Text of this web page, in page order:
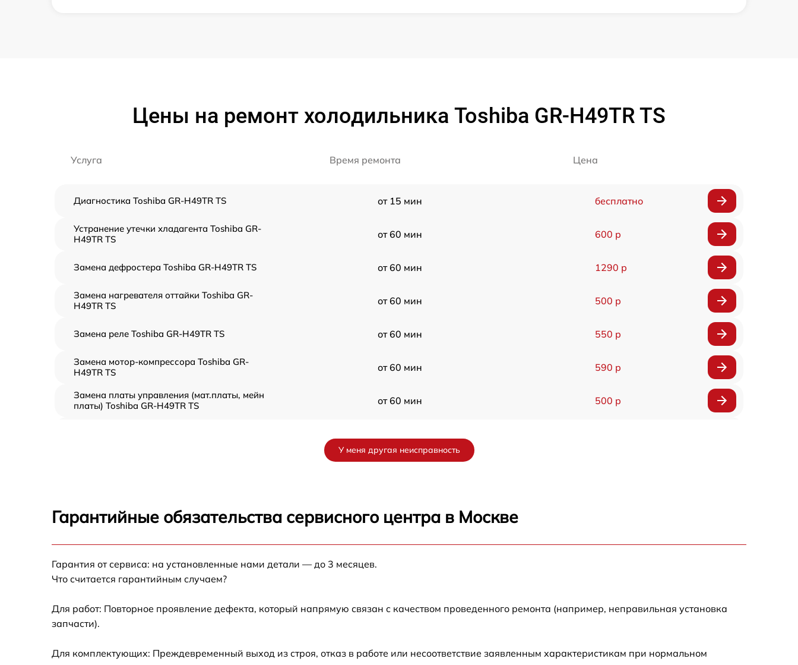
Цены на ремонт холодильника Toshiba GR-H49TR TS
Услуга Время ремонта Цена
Диагностика Toshiba GR-H49TR TS от 15 мин бесплатно
Устранение утечки хладагента Toshiba GR-
H49TR TS
от 60 мин 600 р
Замена дефростера Toshiba GR-H49TR TS от 60 мин 1290 р
Замена нагревателя оттайки Toshiba GR-
H49TR TS
от 60 мин 500 р
Замена реле Toshiba GR-H49TR TS от 60 мин 550 р
Замена мотор-компрессора Toshiba GR-
H49TR TS
от 60 мин 590 р
Замена платы управления (мат.платы, мейн
платы) Toshiba GR-H49TR TS
от 60 мин 500 р
Замена электросхемы Toshiba GR-H49TR TS
Устранение засора трубопровода Toshiba
Ремонт датчика морозильного отделения
У меня другая неисправность
Гарантийные обязательства сервисного центра в Москве
Гарантия от сервиса: на установленные нами детали — до 3 месяцев.
Что считается гарантийным случаем?
Для работ: Повторное проявление дефекта, который напрямую связан с качеством проведенного ремонта (например, неправильная установка
запчасти).
Для комплектующих: Преждевременный выход из строя, отказ в работе или несоответствие заявленным характеристикам при нормальном